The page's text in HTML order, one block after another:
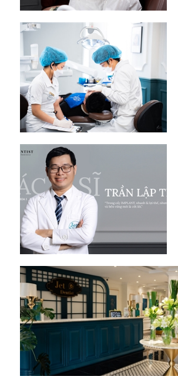
Bói toán
Bóng đá
Bill Gates
BĐS
Bí ẩn
Bitcoin
Bamboo Airways
Báo Nga có gì?
Biển Đông
Barrack Obama
Bắc Kinh
Buôn bán ở Nga
Bộ Quốc phòng
Bác Hồ
Bộ Y tế
Bão tuyết